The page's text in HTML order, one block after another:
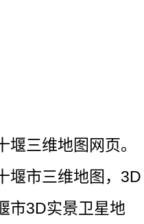
三维地图网页。
堰市三维地图，3D
市3D实景卫星地